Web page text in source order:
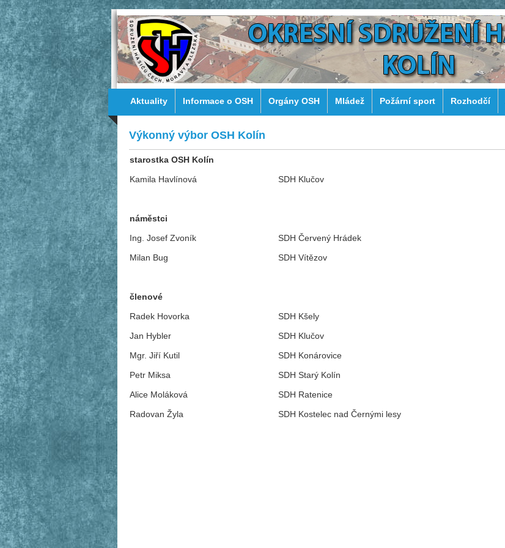
Aktuality Informace o OSH Orgány OSH Mládež Požární sport Rozhodčí
Výkonný výbor OSH Kolín
starostka OSH Kolín
Kamila Havlínová
SDH Klučov
náměstci
Ing. Josef Zvoník
SDH Červený Hrádek
Milan Bug
SDH Vítězov
členové
Radek Hovorka
SDH Kšely
Jan Hybler
SDH Klučov
Mgr. Jiří Kutil
SDH Konárovice
Petr Miksa
SDH Starý Kolín
Alice Moláková
SDH Ratenice
Radovan Žyla
SDH Kostelec nad Černými lesy